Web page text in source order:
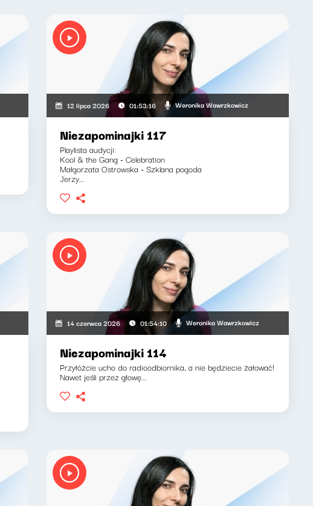
12 lipca 2026 01:53:16 Weronika Wawrzkowicz
Niezapominajki 117
Playlista audycji:
Kool & the Gang - Celebration
Małgorzata Ostrowska - Szklana pogoda
Jerzy...
14 czerwca 2026 01:54:10 Weronika Wawrzkowicz
Niezapominajki 114
Przyłóżcie ucho do radioodbiornika, a nie będziecie żałować!
Nawet jeśli przez głowę...